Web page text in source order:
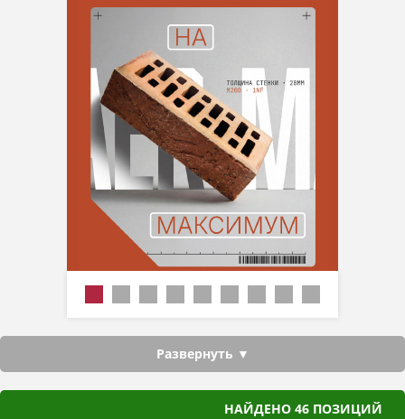
Пустотность
Развернуть ▼
НАЙДЕНО 46 ПОЗИЦИЙ